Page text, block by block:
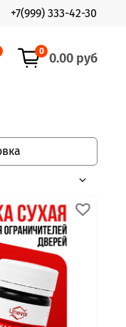
+7(999) 333-42-30
0 0.00 руб